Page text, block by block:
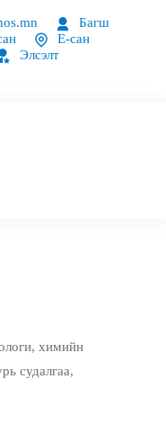
Багш
Е-сан
Элсэлт
химийн
судалгаа,